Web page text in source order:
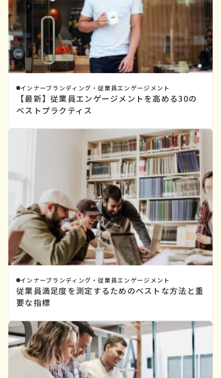
【最新】従業員エンゲージメントを高める30の
ベストプラクティス
インナーブランディング・従業員エンゲージメント
従業員満足度を測定するためのベストな方法と重
要な指標
インナーブランディング・従業員エンゲージメント